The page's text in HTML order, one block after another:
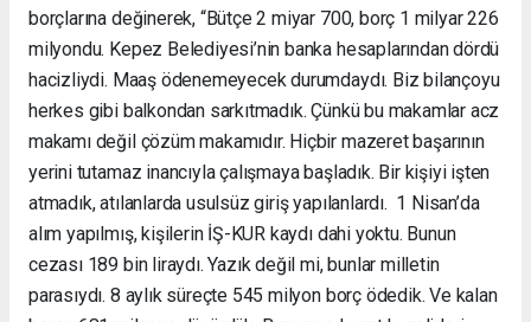
borçlarına değinerek, “Bütçe 2 miyar 700, borç 1 milyar 226
milyondu. Kepez Belediyesi’nin banka hesaplarından dördü
hacizliydi. Maaş ödenemeyecek durumdaydı. Biz bilançoyu
herkes gibi balkondan sarkıtmadık. Çünkü bu makamlar acz
makamı değil çözüm makamıdır. Hiçbir mazeret başarının
yerini tutamaz inancıyla çalışmaya başladık. Bir kişiyi işten
atmadık, atılanlarda usulsüz giriş yapılanlardı. 1 Nisan’da
alım yapılmış, kişilerin İŞ-KUR kaydı dahi yoktu. Bunun
cezası 189 bin liraydı. Yazık değil mi, bunlar milletin
parasıydı. 8 aylık süreçte 545 milyon borç ödedik. Ve kalan